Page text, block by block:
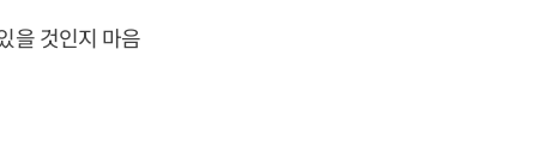
을 것인지 마음